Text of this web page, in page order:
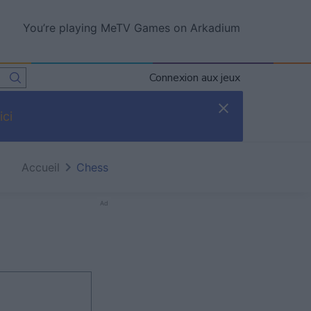
You’re playing MeTV Games on Arkadium
Connexion aux jeux
ici
Accueil Chess
Ad